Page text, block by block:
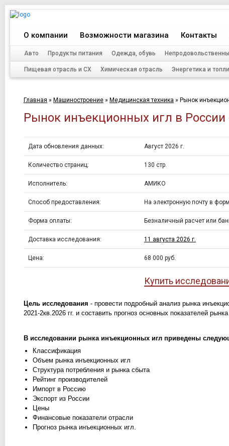
О компании Возможности магазина Контакты
Авто Продукты питания Одежда, обувь
Пищевая отрасль и СХ Химическая отрасль Энергетика и
Главная » Машиностроение » Медицинская техника » Рынок
Рынок инъекционных игл в России
Дата обновления данных: Август 2026 г.
Количество страниц: 130 стр.
Исполнитель: АМИКО
Способ предоставления: На электронную почту в
Форма оплаты: Безналичный расчет или
Доставка исследования: 11 августа 2026 г.
Цена: 68 000 руб.
Купить
Цель исследования - провести подробный анализ рынка
2021-2кв.2026 гг. и составить прогноз основных показателей
В исследовании рынка инъекционных игл приведены
Классификация
Объем рынка инъекционных игл
Структура потребления и рынка сбыта
Рейтинг производителей
Импорт в Россию
Экспорт из России
Цены
Финансовые показатели отрасли
Прогноз рынка инъекционных игл.